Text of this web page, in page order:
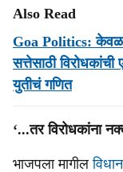
Also Read
Goa Politics: केवळ
सत्तेसाठी
युतीचं गणित
‘...तर विरोधकांना
भाजपला मागील